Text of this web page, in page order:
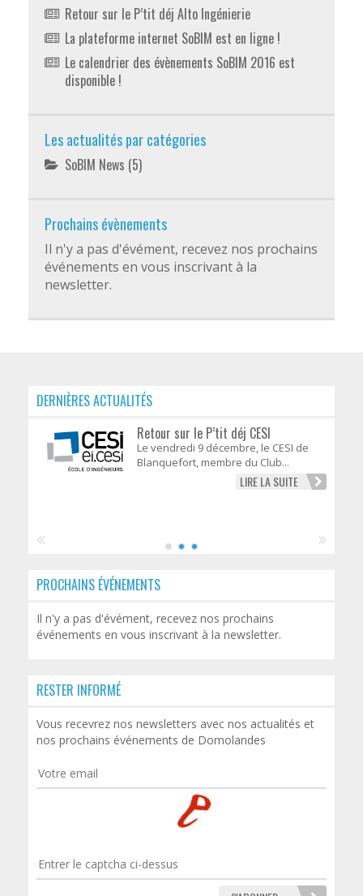
Retour sur le P’tit déj Alto Ingénierie
La plateforme internet SoBIM est en ligne !
Le calendrier des évènements SoBIM 2016 est
disponible !
Les actualités par catégories
SoBIM News (5)
Prochains évènements
Il n'y a pas d'évément, recevez nos prochains
événements en vous inscrivant à la
newsletter.
DERNIÈRES ACTUALITÉS
Retour sur le P’tit déj CESI
Le vendredi 9 décembre, le CESI de
Blanquefort, membre du Club...
LIRE LA SUITE
PROCHAINS ÉVÉNEMENTS
Il n'y a pas d'évément, recevez nos prochains
événements en vous inscrivant à la newsletter.
RESTER INFORMÉ
Vous recevrez nos newsletters avec nos actualités et
nos prochains événements de Domolandes